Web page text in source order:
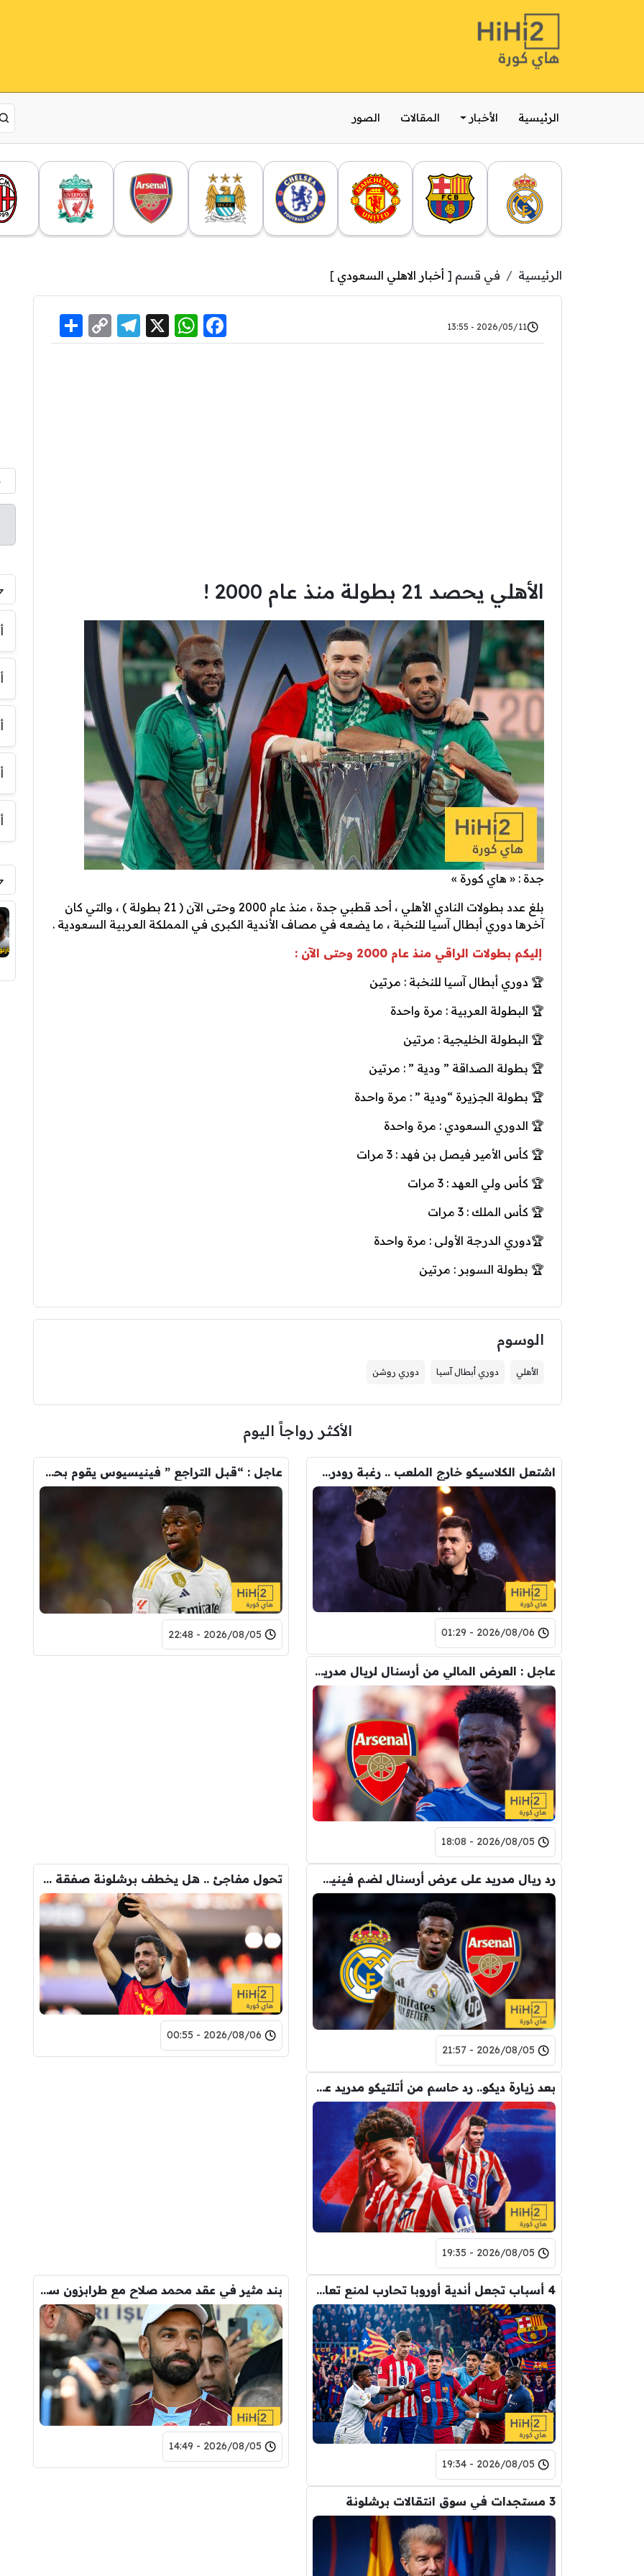
الرئيسية الأخبار المقالات الصور
الرئيسية في قسم [ أخبار الاهلي السعودي ]
2026/05/11 - 13:55
Facebook
WhatsApp
X
Telegram
Copy
Link
الأهلي يحصد 21 بطولة منذ عام 2000 !
جدة : « هاي كورة »
بلغ عدد بطولات النادي الأهلي ، أحد قطبي جدة ، منذ عام 2000 وحتى الآن ( 21 بطولة ) ، والتي كان
آخرها دوري أبطال آسيا للنخبة ، ما يضعه في مصاف الأندية الكبرى في المملكة العربية السعودية .
إليكم بطولات الراقي منذ عام 2000 وحتى الآن :
🏆 دوري أبطال آسيا للنخبة : مرتين
🏆 البطولة العربية : مرة واحدة
🏆 البطولة الخليجية : مرتين
🏆 بطولة الصداقة ” ودية ” : مرتين
🏆 بطولة الجزيرة “ودية ” : مرة واحدة
🏆 الدوري السعودي : مرة واحدة
🏆 كأس الأمير فيصل بن فهد : 3 مرات
🏆 كأس ولي العهد : 3 مرات
🏆 كأس الملك : 3 مرات
🏆دوري الدرجة الأولى : مرة واحدة
🏆 بطولة السوبر : مرتين
الوسوم
الأهلي دوري أبطال آسيا دوري روشن
الأكثر رواجاً اليوم
اشتعل الكلاسيكو خارج الملعب .. رغبة رودري تصدم ريال مدريد
2026/08/06 - 01:29
عاجل : “قبل التراجع ” فينيسيوس يقوم بحذف كل صوره مع ريال مدريد
2026/08/05 - 22:48
عاجل : العرض المالي من أرسنال لريال مدريد من أجل شراء فينيسيوس جونيور
2026/08/05 - 18:08
رد ريال مدريد على عرض أرسنال لضم فينيسيوس
2026/08/05 - 21:57
تحول مفاجئ .. هل يخطف برشلونة صفقة رودري من قلب مدريد ؟
2026/08/06 - 00:55
بعد زيارة ديكو.. رد حاسم من أتلتيكو مدريد على برشلونة في ملف ألفاريز
2026/08/05 - 19:35
4 أسباب تجعل أندية أوروبا تحارب لمنع تعاقد برشلونة مع رودري!
2026/08/05 - 19:34
بند مثير في عقد محمد صلاح مع طرابزون سبور
2026/08/05 - 14:49
3 مستجدات في سوق انتقالات برشلونة